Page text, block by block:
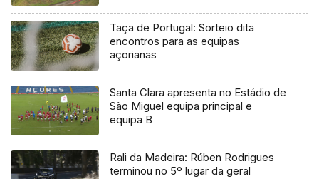
Taça de Portugal: Sorteio dita
encontros para as equipas
açorianas
Santa Clara apresenta no Estádio de
São Miguel equipa principal e
equipa B
Rali da Madeira: Rúben Rodrigues
terminou no 5º lugar da geral